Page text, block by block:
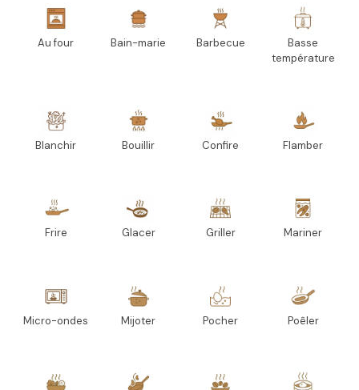
Au four Bain-marie Barbecue
Basse
température
Blanchir Bouillir Confire Flamber
Frire Glacer Griller Mariner
Micro-ondes Mijoter Pocher Poêler